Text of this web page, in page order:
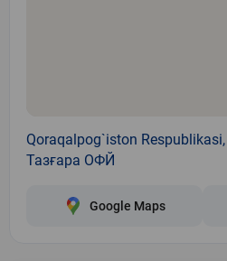
Qoraqalpog`iston
Тазғара ОФЙ
Google Maps